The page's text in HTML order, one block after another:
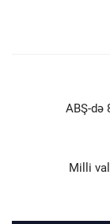
ABŞ-də
Milli